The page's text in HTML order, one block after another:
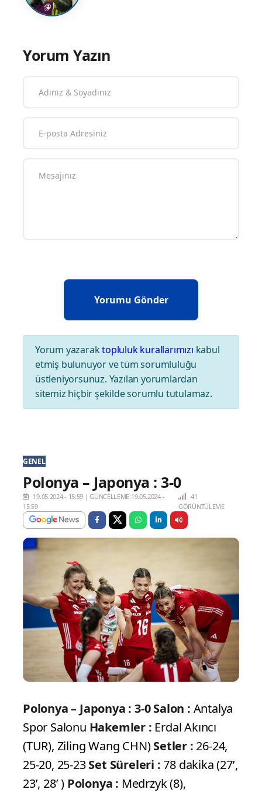
Yorum Yazın
Yorum yazaraktopluluk kurallarımızı kabul
etmiş bulunuyor ve tüm sorumluluğu
üstleniyorsunuz. Yazılan yorumlardan
sitemiz hiçbir şekilde sorumlu tutulamaz.
GENEL
Polonya – Japonya : 3-0
19.05.2024 - 15:59 |GÜNCELLEME:19.05.2024 -
15:59
41
GÖRÜNTÜLEME
Polonya – Japonya : 3-0 Salon : Antalya
Spor Salonu Hakemler : Erdal Akıncı
(TUR), Ziling Wang CHN)Setler : 26-24,
25-20, 25-23Set Süreleri :78 dakika (27’,
23’, 28’ ) Polonya : Medrzyk (8),